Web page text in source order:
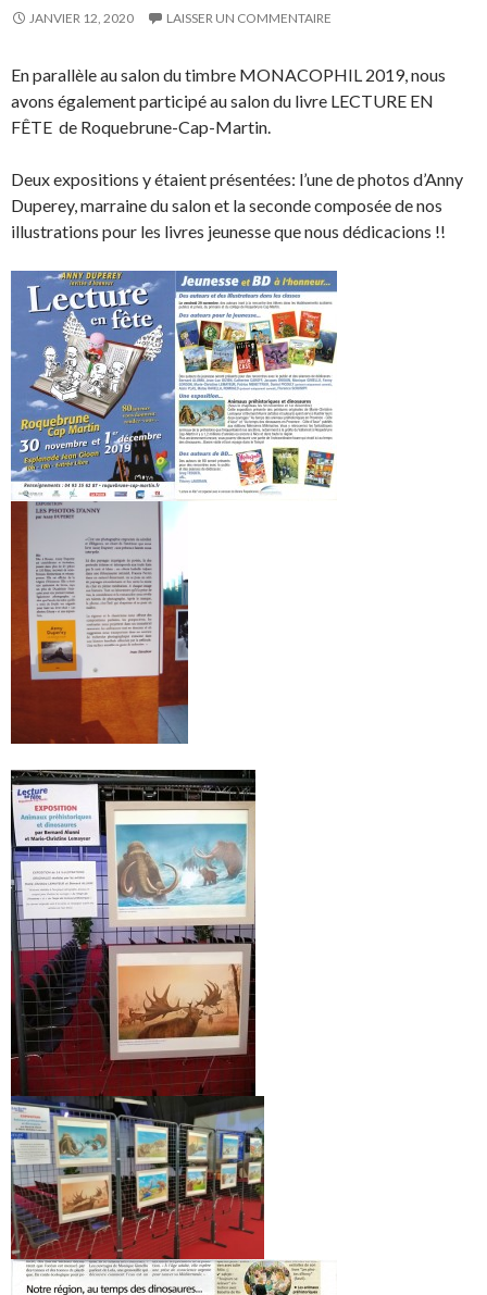
JANVIER 12, 2020 LAISSER UN COMMENTAIRE
En parallèle au salon du timbre MONACOPHIL 2019, nous
avons également participé au salon du livre LECTURE EN
FÊTE de Roquebrune-Cap-Martin.
Deux expositions y étaient présentées: l’une de photos d’Anny
Duperey, marraine du salon et la seconde composée de nos
illustrations pour les livres jeunesse que nous dédicacions !!